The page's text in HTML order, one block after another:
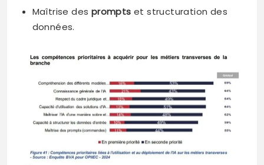
Maîtrise des prompts et structuration des
données.